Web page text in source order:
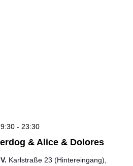
& Alice & Dolores
- 23:30
Karlstraße 23 (Hintereingang),